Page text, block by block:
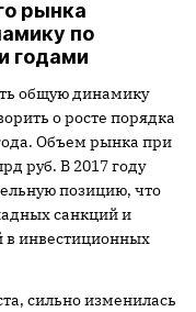
рынка
по
годами
общую динамику
о росте порядка
Объем рынка при
руб. В 2017 году
позицию, что
санкций и
в инвестиционных
сильно изменилась